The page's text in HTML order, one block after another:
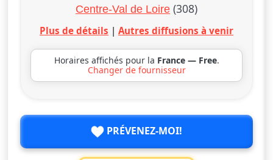
Centre-Val de Loire (308)
Plus de détails | Autres diffusions à venir
Horaires affichés pour la France — Free.
Changer de fournisseur
PRÉVENEZ-MOI!